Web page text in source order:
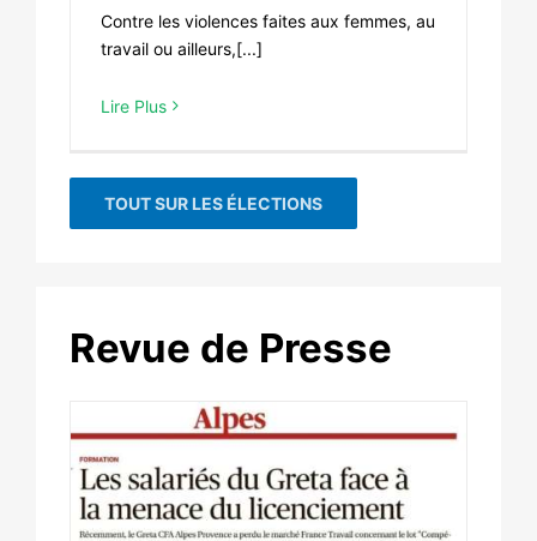
Contre les violences faites aux femmes, au
travail ou ailleurs,[...]
Lire Plus
TOUT SUR LES ÉLECTIONS
Revue de Presse